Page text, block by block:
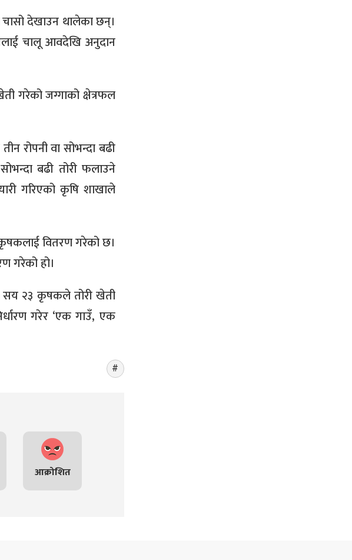
चासो देखाउन थालेका छन्।
चालू आवदेखि अनुदान
गरेको जग्गाको क्षेत्रफल
रोपनी वा सोभन्दा बढी
बढी तोरी फलाउने
गरिएको कृषि शाखाले
कृषकलाई वितरण गरेको छ।
गरेको हो।
सय २३ कृषकले तोरी खेती
गरेर ‘एक गाउँ, एक
आक्रोशित